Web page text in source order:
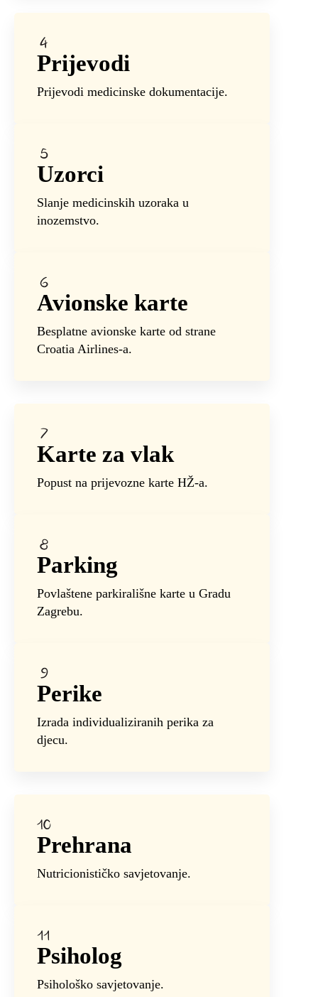
Prijevodi
Prijevodi medicinske dokumentacije.
Uzorci
Slanje medicinskih uzoraka u
inozemstvo.
Avionske karte
Besplatne avionske karte od strane
Croatia Airlines-a.
Karte za vlak
Popust na prijevozne karte HŽ-a.
Parking
Povlaštene parkirališne karte u Gradu
Zagrebu.
Perike
Izrada individualiziranih perika za
djecu.
Prehrana
Nutricionističko savjetovanje.
Psiholog
Psihološko savjetovanje.